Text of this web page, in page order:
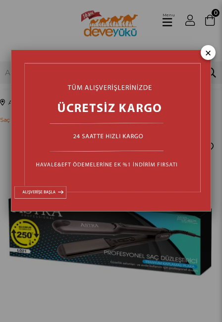
0
Menu
Anasayfa Kozmetik & Sağlık & Bakım Kişisel Bakım Ürünleri
Saç Düzleştiriciler
×